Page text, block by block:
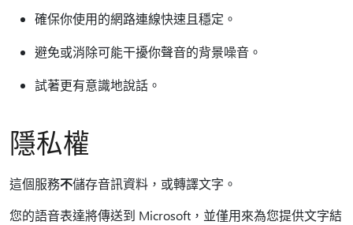
確保你使用的網路連線快速且穩定。
避免或消除可能干擾你聲音的背景噪音。
試著更有意識地說話。
隱私權
這個服務不儲存音訊資料，或轉譯文字。
您的語音表達將傳送到 Microsoft，並僅用來為您提供文字結